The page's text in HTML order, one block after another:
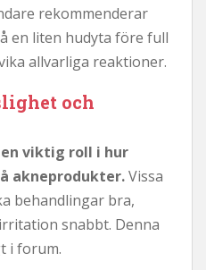
rekommenderar
en liten hudyta före full
allvarliga reaktioner.
och
viktig roll i hur
akneprodukter.Vissa
behandlingar bra,
snabbt. Denna
i forum.